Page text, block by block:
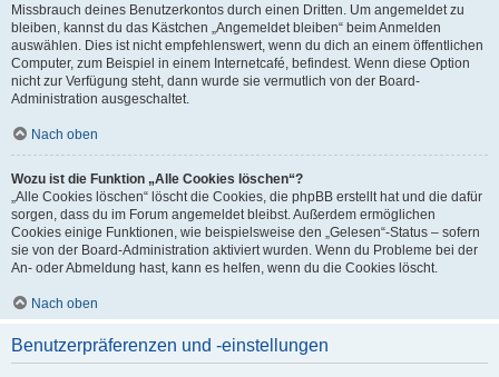
Missbrauch deines Benutzerkontos durch einen Dritten. Um angemeldet zu
bleiben, kannst du das Kästchen „Angemeldet bleiben“ beim Anmelden
auswählen. Dies ist nicht empfehlenswert, wenn du dich an einem öffentlichen
Computer, zum Beispiel in einem Internetcafé, befindest. Wenn diese Option
nicht zur Verfügung steht, dann wurde sie vermutlich von der Board-
Administration ausgeschaltet.
Nach oben
Wozu ist die Funktion „Alle Cookies löschen“?
„Alle Cookies löschen“ löscht die Cookies, die phpBB erstellt hat und die dafür
sorgen, dass du im Forum angemeldet bleibst. Außerdem ermöglichen
Cookies einige Funktionen, wie beispielsweise den „Gelesen“-Status – sofern
sie von der Board-Administration aktiviert wurden. Wenn du Probleme bei der
An- oder Abmeldung hast, kann es helfen, wenn du die Cookies löscht.
Nach oben
Benutzerpräferenzen und -einstellungen